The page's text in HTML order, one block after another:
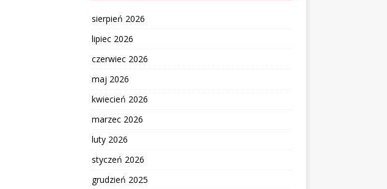
sierpień 2026
lipiec 2026
czerwiec 2026
maj 2026
kwiecień 2026
marzec 2026
luty 2026
styczeń 2026
grudzień 2025